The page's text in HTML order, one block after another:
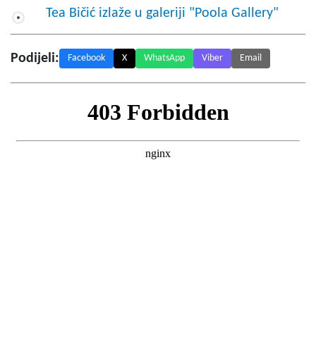
Tea Bičić izlaže u galeriji "Poola Gallery"
Podijeli: Facebook X WhatsApp Viber Email